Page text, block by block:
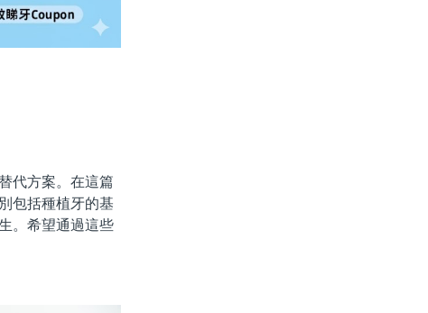
代方案。在這篇
包括種植牙的基
。希望通過這些